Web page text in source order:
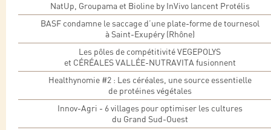
NatUp, Groupama et Bioline by InVivo lancent Protélis
BASF condamne le saccage d’une plate-forme de tournesol
à Saint-Exupéry (Rhône)
Les pôles de compétitivité VEGEPOLYS
et CÉRÉALES VALLÉE-NUTRAVITA fusionnent
Healthynomie #2 : Les céréales, une source essentielle
de protéines végétales
Innov-Agri - 6 villages pour optimiser les cultures
du Grand Sud-Ouest